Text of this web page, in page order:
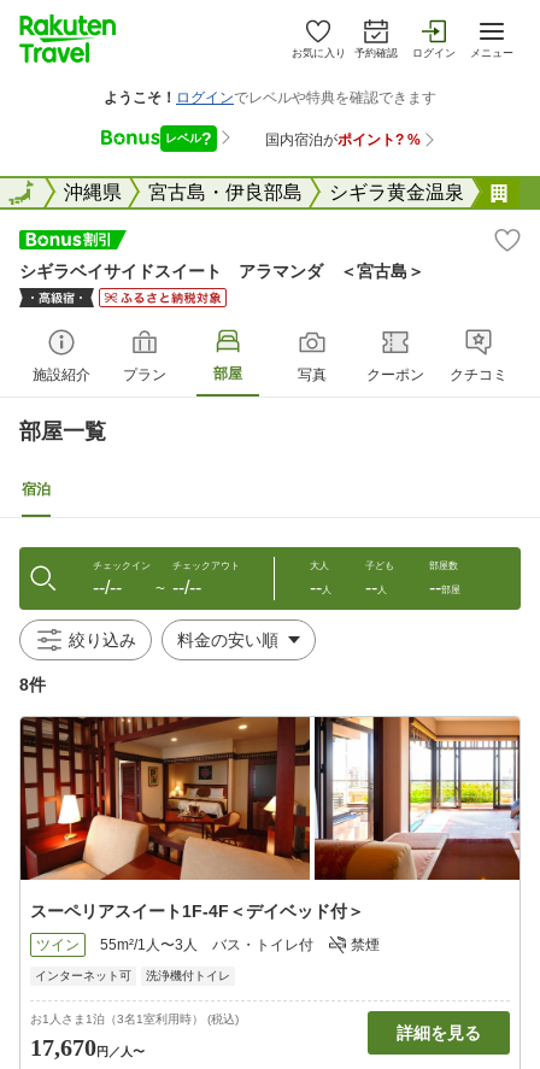
お気に入り 予約確認 ログイン メニュー
全国沖縄県 宮古島・伊良部島 シギラ黄金温泉
全国
シギラベイサイドスイート アラマンダ ＜宮古島＞
施設紹介 プラン 部屋 写真 クーポン クチコミ
部屋一覧
宿泊
チェックイン
--/-- 〜
チェックアウト
--/--
大人
--人
子ども
--人
部屋数
--部屋
絞り込み
8件
スーペリアスイート1F-4F＜デイベッド付＞
ツイン 55m²/1人〜3人 バス・トイレ付 禁煙
インターネット可 洗浄機付トイレ
お1人さま1泊（3名1室利用時） (税込)
17,670円 ／人〜
詳細を見る